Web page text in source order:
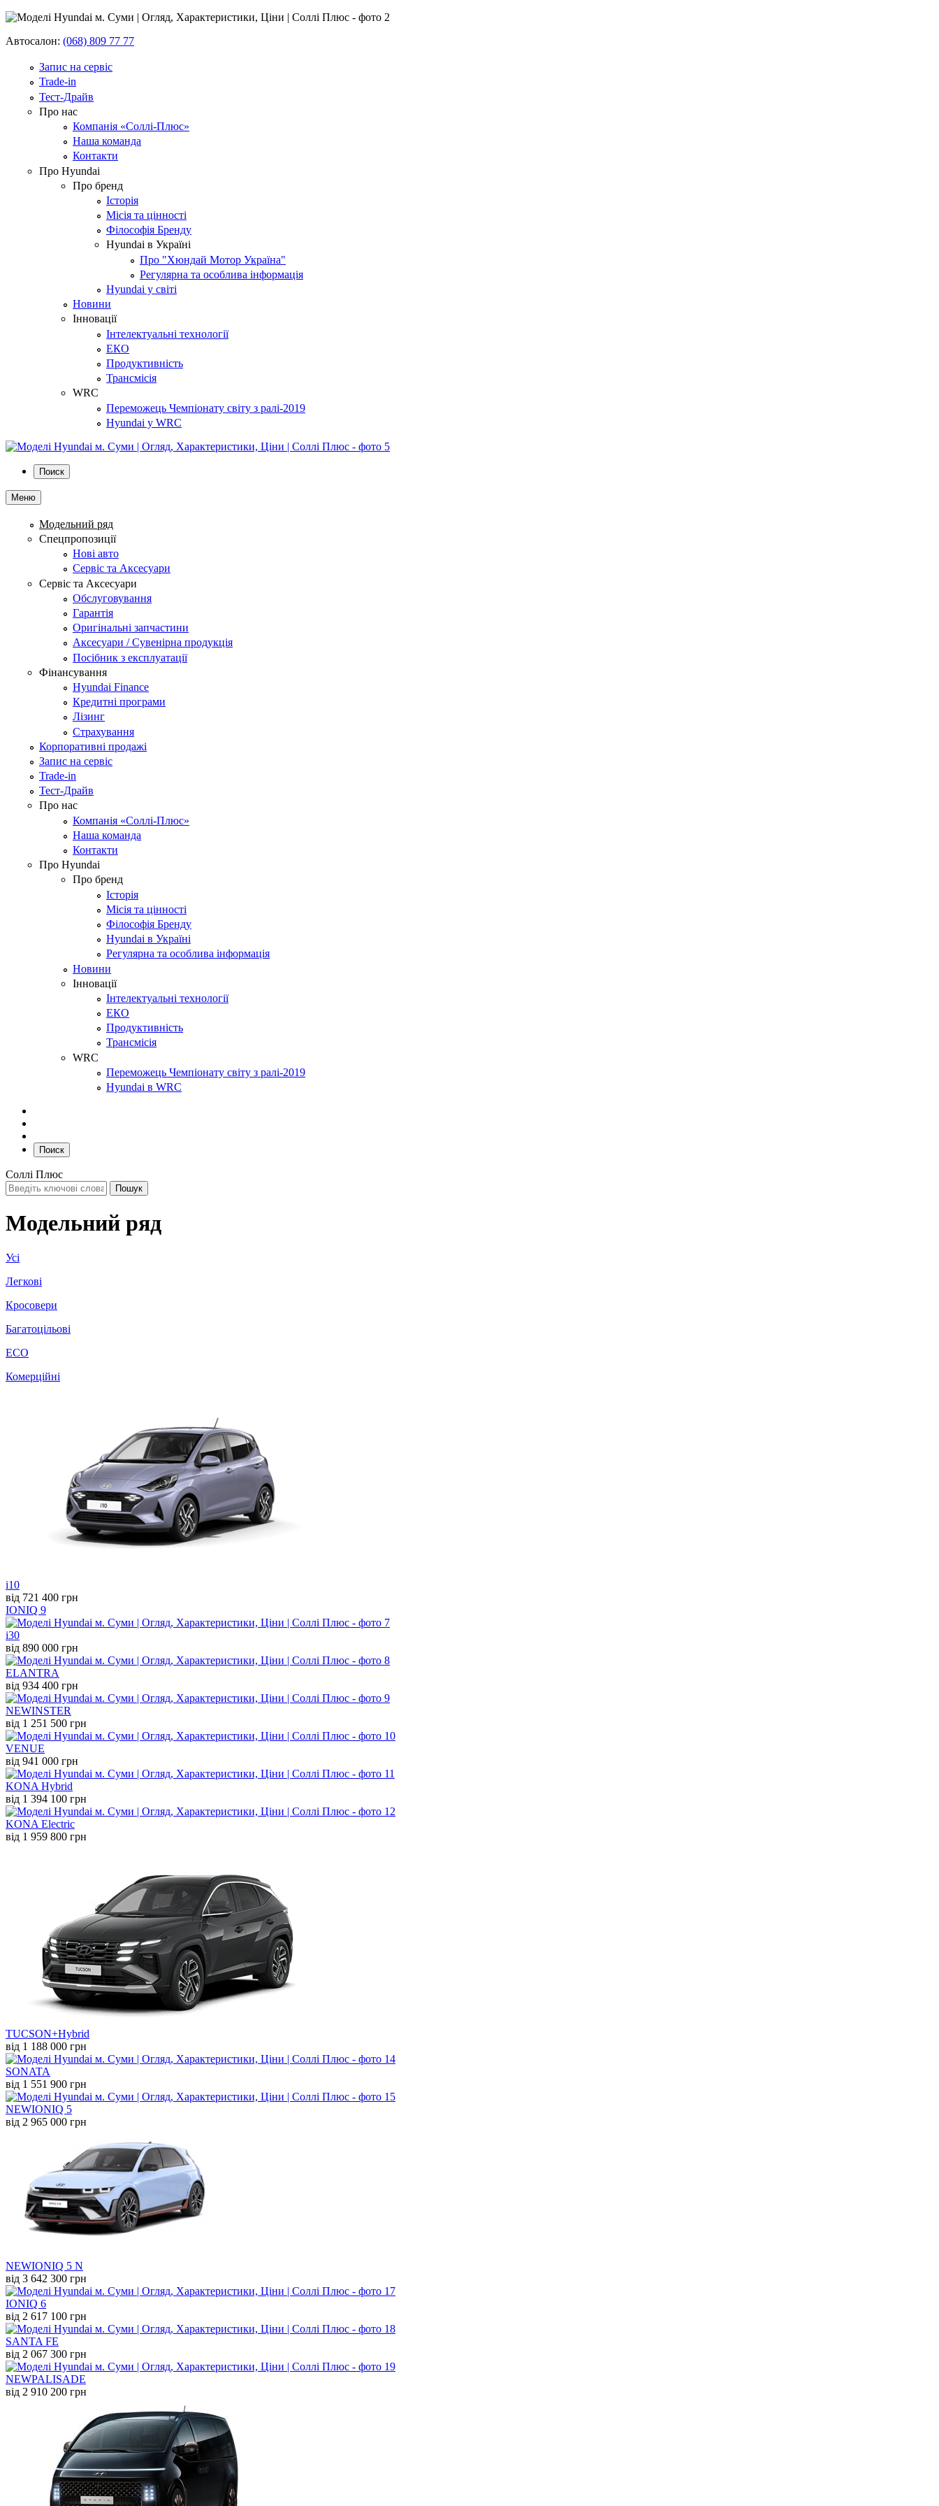
Автосалон: (068) 809 77 77
Запис на сервіс
Trade-in
Тест-Драйв
Про нас
Компанія «Соллі-Плюс»
Наша команда
Контакти
Про Hyundai
Про бренд
Історія
Місія та цінності
Філософія Бренду
Hyundai в Україні
Про "Хюндай Мотор Україна"
Регулярна та особлива інформація
Hyundai у світі
Новини
Інновації
Інтелектуальні технології
ЕКО
Продуктивність
Трансмісія
WRC
Переможець Чемпіонату світу з ралі-2019
Hyundai у WRC
Поиск
Меню
Модельний ряд
Спецпропозиції
Нові авто
Сервіс та Аксесуари
Сервіс та Аксесуари
Обслуговування
Гарантія
Оригінальні запчастини
Аксесуари / Сувенірна продукція
Посібник з експлуатації
Фінансування
Hyundai Finance
Кредитні програми
Лізинг
Страхування
Корпоративні продажі
Запис на сервіс
Trade-in
Тест-Драйв
Про нас
Компанія «Соллі-Плюс»
Наша команда
Контакти
Про Hyundai
Про бренд
Історія
Місія та цінності
Філософія Бренду
Hyundai в Україні
Регулярна та особлива інформація
Новини
Інновації
Інтелектуальні технології
ЕКО
Продуктивність
Трансмісія
WRC
Переможець Чемпіонату світу з ралі-2019
Hyundai в WRC
Поиск
Соллі Плюс
Модельний ряд
Усі
Легкові
Кросовери
Багатоцільові
ECO
Комерційні
i10
від 721 400 грн
IONIQ 9
i30
від 890 000 грн
ELANTRA
від 934 400 грн
NEWINSTER
від 1 251 500 грн
VENUE
від 941 000 грн
KONA Hybrid
від 1 394 100 грн
KONA Electric
від 1 959 800 грн
TUCSON+Hybrid
від 1 188 000 грн
SONATA
від 1 551 900 грн
NEWIONIQ 5
від 2 965 000 грн
NEWIONIQ 5 N
від 3 642 300 грн
IONIQ 6
від 2 617 100 грн
SANTA FE
від 2 067 300 грн
NEWPALISADE
від 2 910 200 грн